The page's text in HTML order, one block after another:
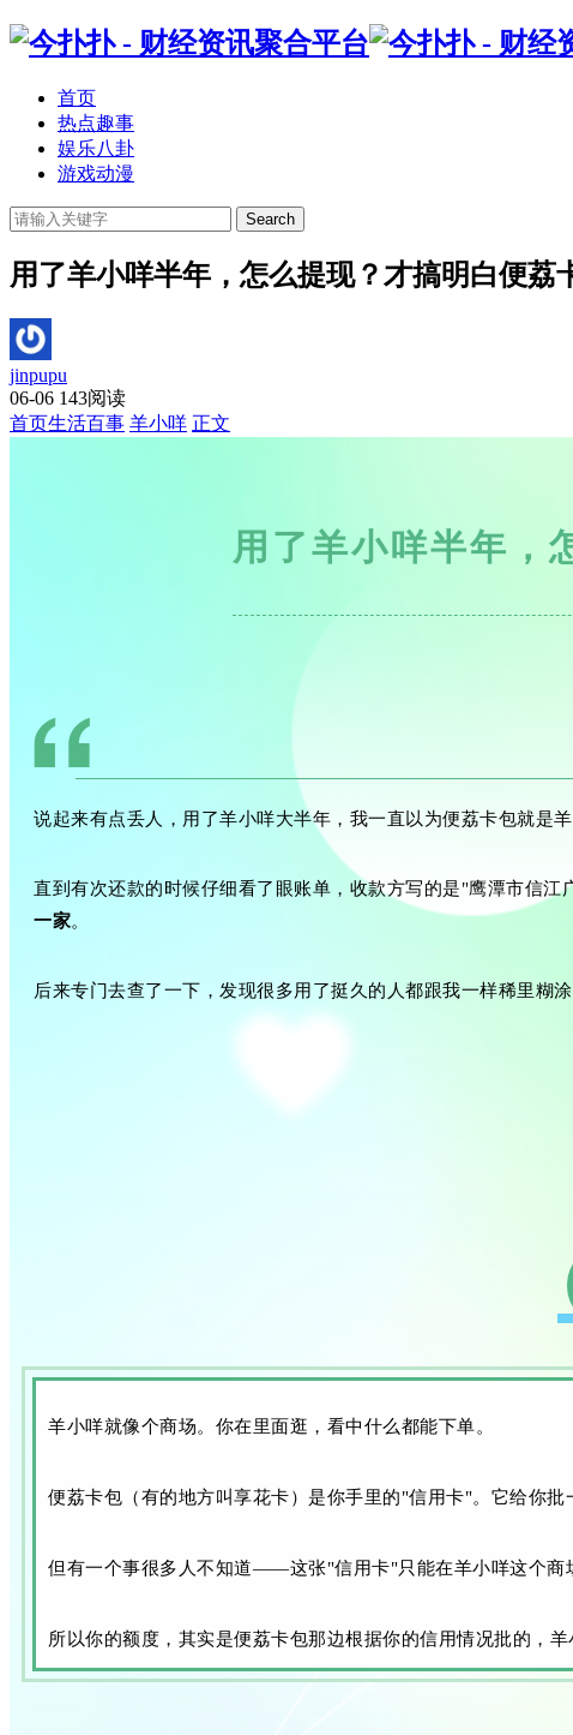
首页
热点趣事
娱乐八卦
游戏动漫
Search
用了羊小咩半年，怎么提现？才搞明白便荔
jinpupu
06-06 143阅读
首页生活百事 羊小咩 正文
用了羊小咩半年，
说起来有点丢人，用了羊小咩大半年，我一直以为便荔卡包就是羊
直到有次还款的时候仔细看了眼账单，收款方写的是"鹰潭市信
一家。
后来专门去查了一下，发现很多用了挺久的人都跟我一样稀里糊
羊小咩就像个商场。你在里面逛，看中什么都能下单。
便荔卡包（有的地方叫享花卡）是你手里的"信用卡"。它给你批
但有一个事很多人不知道——这张"信用卡"只能在羊小咩这个商
所以你的额度，其实是便荔卡包那边根据你的信用情况批的，羊